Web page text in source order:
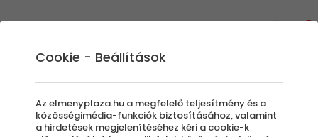
Tollak
Cookie - Beállítások
Az elmenyplaza.hu a megfelelő teljesítmény és a
közösségimédia-funkciók biztosításához, valamint
a hirdetések megjelenítéséhez kéri a cookie-k